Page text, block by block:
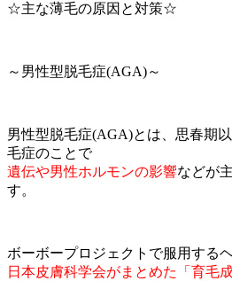
☆主な薄毛の原因と対策☆
～男性型脱毛症(AGA)～
男性型脱毛症(AGA)とは、思春期
毛症のことで
遺伝や男性ホルモンの影響などが
す。
ボーボープロジェクトで服用する
日本皮膚科学会がまとめた「育毛